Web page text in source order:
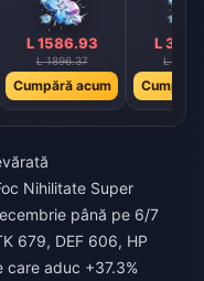
L 1586.93
L 1896.37
Cumpără acum
L
L
Cumpără
Nihilitate Super
până pe 6/7
679, DEF 606, HP
care aduc +37.3%